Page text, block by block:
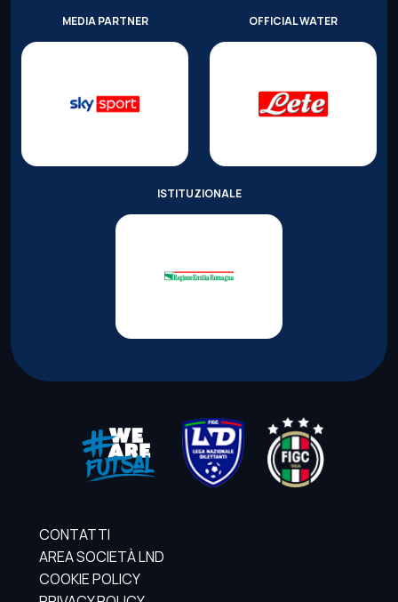
MEDIA PARTNER OFFICIAL WATER
ISTITUZIONALE
CONTATTI
AREA SOCIETÀ LND
COOKIE POLICY